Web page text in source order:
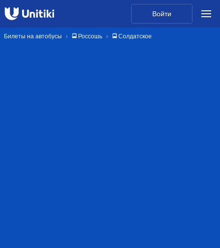
Войти
Билеты на автобусы 🚍 Россошь 🚍 Солдатское